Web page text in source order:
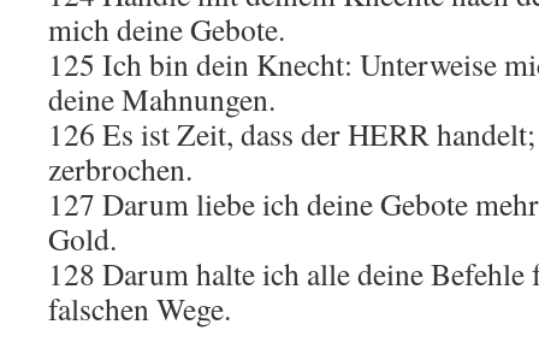
mich deine Gebote.
125 Ich bin dein Knecht: Unterweise
deine Mahnungen.
126 Es ist Zeit, dass der HERR
zerbrochen.
127 Darum liebe ich deine Gebote
Gold.
128 Darum halte ich alle deine Befehle
falschen Wege.